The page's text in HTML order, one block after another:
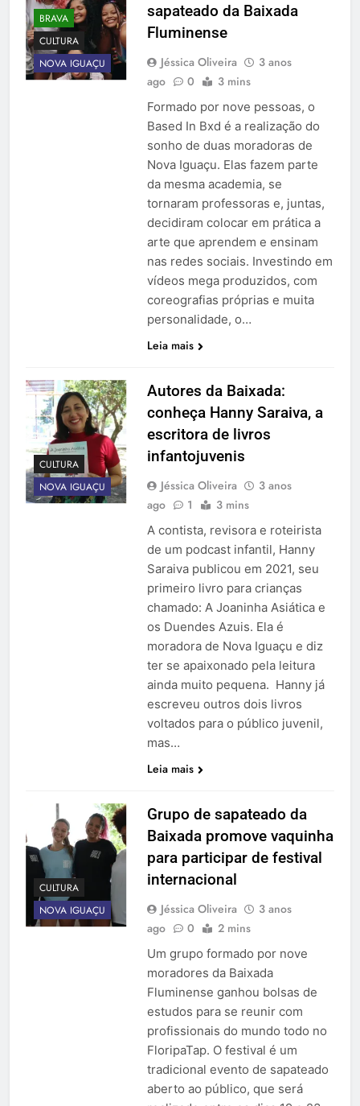
BRAVA
CULTURA
NOVA IGUAÇU
sapateado da Baixada
Fluminense
Jéssica Oliveira
3 anos
ago
0 3 mins
Formado por nove pessoas, o
Based In Bxd é a realização do
sonho de duas moradoras de
Nova Iguaçu. Elas fazem parte
da mesma academia, se
tornaram professoras e, juntas,
decidiram colocar em prática a
arte que aprendem e ensinam
nas redes sociais. Investindo em
vídeos mega produzidos, com
coreografias próprias e muita
personalidade, o…
Leia mais
CULTURA
NOVA IGUAÇU
Autores da Baixada:
conheça Hanny Saraiva, a
escritora de livros
infantojuvenis
Jéssica Oliveira
3 anos
ago
1 3 mins
A contista, revisora e roteirista
de um podcast infantil, Hanny
Saraiva publicou em 2021, seu
primeiro livro para crianças
chamado: A Joaninha Asiática e
os Duendes Azuis. Ela é
moradora de Nova Iguaçu e diz
ter se apaixonado pela leitura
ainda muito pequena. Hanny já
escreveu outros dois livros
voltados para o público juvenil,
mas…
Leia mais
CULTURA
NOVA IGUAÇU
Grupo de sapateado da
Baixada promove vaquinha
para participar de festival
internacional
Jéssica Oliveira
3 anos
ago
0 2 mins
Um grupo formado por nove
moradores da Baixada
Fluminense ganhou bolsas de
estudos para se reunir com
profissionais do mundo todo no
FloripaTap. O festival é um
tradicional evento de sapateado
aberto ao público, que será